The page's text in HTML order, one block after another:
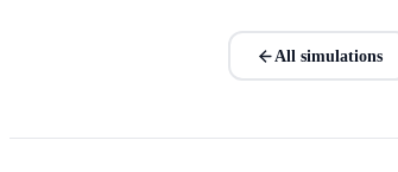
All simulations